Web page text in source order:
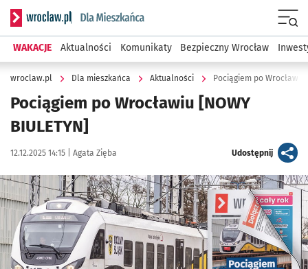
Serwis informacyjny wroclaw.pl podserwis: Dla mieszkańca
WAKACJE Aktualności Komunikaty Bezpieczny Wrocław
wroclaw.pl Dla mieszkańca Aktualności Pociągiem po Wrocławiu
Pociągiem po Wrocławiu [NOWY
BIULETYN]
Data publikacji:
12.12.2025 14:15 | Autor:
Agata Zięba Udostępnijartykuł
Kliknij, aby powiększyć